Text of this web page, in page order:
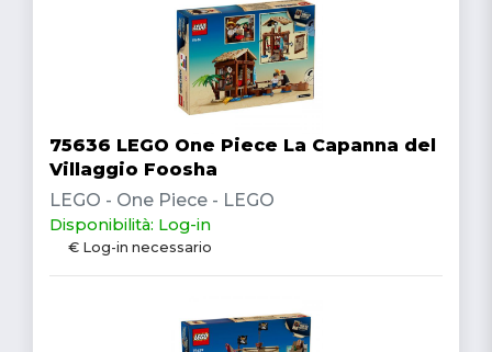
75636 LEGO One Piece La Capanna del
Villaggio Foosha
LEGO - One Piece - LEGO
Disponibilità: Log-in
€ Log-in necessario